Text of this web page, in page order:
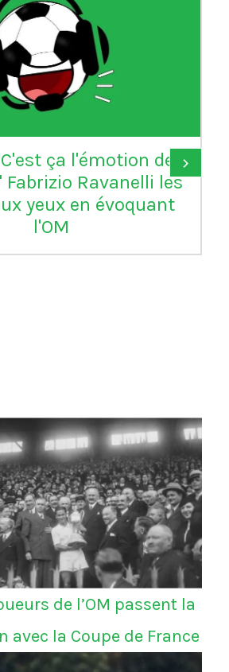
ça l'émotion de
Ravanelli les
yeux en évoquant
l'OM
›
de l’OM passent la
avec la Coupe de France